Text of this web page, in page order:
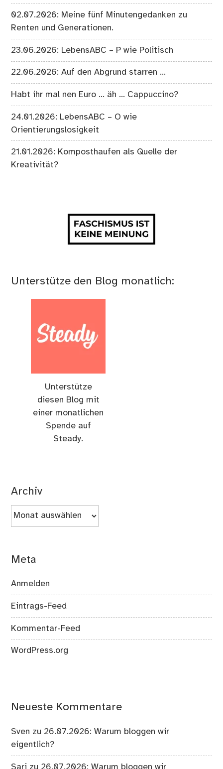
02.07.2026: Meine fünf Minutengedanken zu
Renten und Generationen.
23.06.2026: LebensABC – P wie Politisch
22.06.2026: Auf den Abgrund starren …
Habt ihr mal nen Euro … äh … Cappuccino?
24.01.2026: LebensABC – O wie
Orientierungslosigkeit
21.01.2026: Komposthaufen als Quelle der
Kreativität?
Unterstütze den Blog monatlich:
Unterstütze
diesen Blog mit
einer monatlichen
Spende auf
Steady.
Archiv
Archiv
Meta
Anmelden
Eintrags-Feed
Kommentar-Feed
WordPress.org
Neueste Kommentare
Sven zu 26.07.2026: Warum bloggen wir
eigentlich?
Sari zu 26.07.2026: Warum bloggen wir